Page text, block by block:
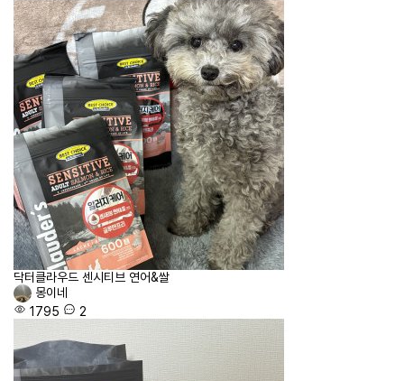
닥터클라우드 센시티브 연어&쌀
몽이네
1795
2